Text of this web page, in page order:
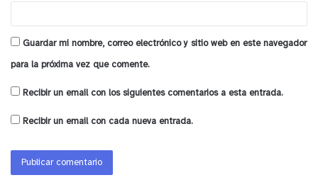
Guardar mi nombre, correo electrónico y sitio web en este navegador
para la próxima vez que comente.
Recibir un email con los siguientes comentarios a esta entrada.
Recibir un email con cada nueva entrada.